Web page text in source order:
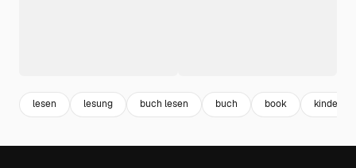
lesen lesung buch lesen buch book kinder